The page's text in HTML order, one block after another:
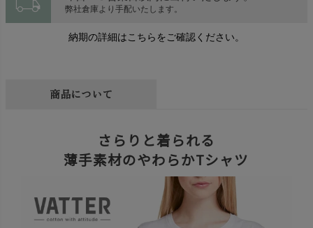
弊社倉庫より手配いたします。
納期の詳細はこちらをご確認ください。
商品について
さらりと着られる
薄手素材のやわらかTシャツ